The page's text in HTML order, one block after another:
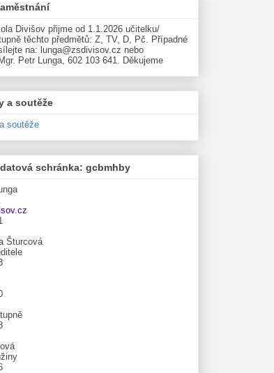
Divišov přijme od 1.1.2026 učitelku/
těchto předmětů: Z, TV, D, Pč. Případné
na: lunga@zsdivisov.cz nebo
Petr Lunga, 602 103 641. Děkujeme
a soutěže
soutěže
schránka: gcbmhby
Šturcová